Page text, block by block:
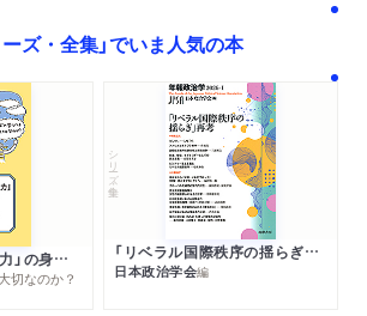
ーズ・全集」でいま人気の本
ＡＩにはない「思考力」の身につけ方
切なのか？
シリーズ・全集
「リベラル国際秩序の揺らぎ」再考 年報政治学２０２６‐Ⅰ
日本政治学会編